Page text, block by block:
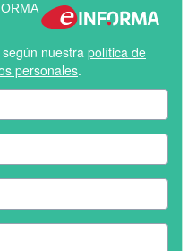
nuestra política de
personales.